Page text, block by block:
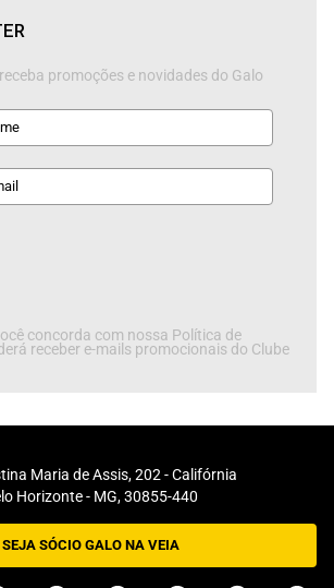
promoções e novidades do Galo
concorda com nossa Política de
receber e-mails promocionais do Clube
Maria de Assis, 202 - Califórnia
Horizonte - MG, 30855-440
SEJA SÓCIO GALO NA VEIA